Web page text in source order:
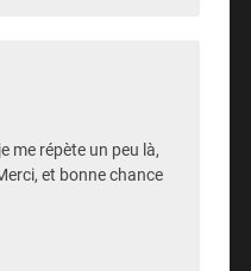
me répète un peu là,
et bonne chance